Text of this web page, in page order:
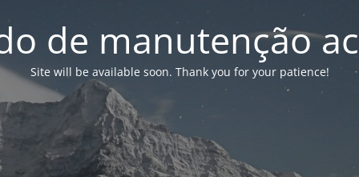
de manutenção
Site will be available soon. Thank you for your patience!